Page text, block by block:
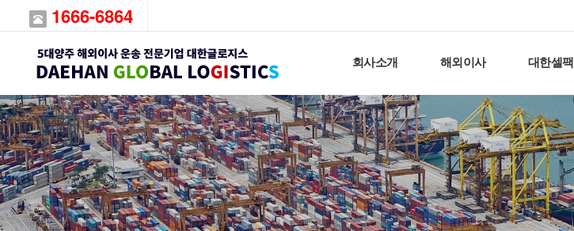
1666-6864
회사소개 해외이사 대한셀팩